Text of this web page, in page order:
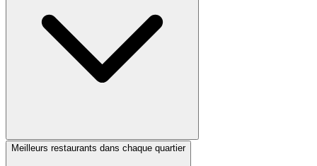
Meilleurs restaurants dans chaque quartier